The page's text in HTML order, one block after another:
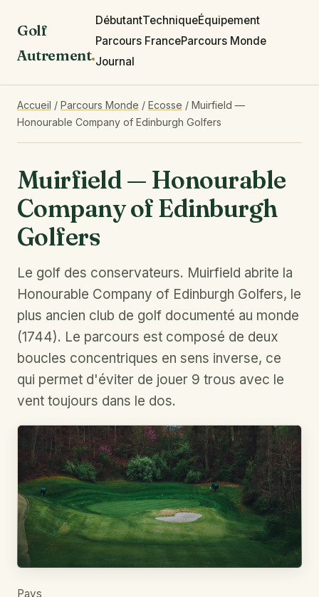
Golf
Autrement.
DébutantTechniqueÉquipement
Parcours FranceParcours Monde
Journal
Accueil / Parcours Monde / Ecosse / Muirfield —
Honourable Company of Edinburgh Golfers
Muirfield — Honourable
Company of Edinburgh
Golfers
Le golf des conservateurs. Muirfield abrite la
Honourable Company of Edinburgh Golfers, le
plus ancien club de golf documenté au monde
(1744). Le parcours est composé de deux
boucles concentriques en sens inverse, ce
qui permet d'éviter de jouer 9 trous avec le
vent toujours dans le dos.
Pays